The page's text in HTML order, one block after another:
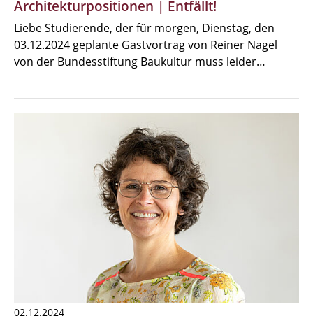
Architekturpositionen | Entfällt!
Liebe Studierende, der für morgen, Dienstag, den
03.12.2024 geplante Gastvortrag von Reiner Nagel
von der Bundesstiftung Baukultur muss leider…
02.12.2024